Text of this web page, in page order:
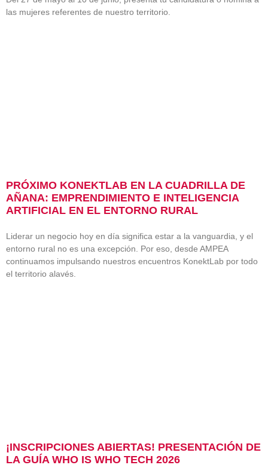
las mujeres referentes de nuestro territorio.
PRÓXIMO KONEKTLAB EN LA CUADRILLA DE
AÑANA: EMPRENDIMIENTO E INTELIGENCIA
ARTIFICIAL EN EL ENTORNO RURAL
Liderar un negocio hoy en día significa estar a la vanguardia, y el
entorno rural no es una excepción. Por eso, desde AMPEA
continuamos impulsando nuestros encuentros KonektLab por todo
el territorio alavés.
¡INSCRIPCIONES ABIERTAS! PRESENTACIÓN DE
LA GUÍA WHO IS WHO TECH 2026